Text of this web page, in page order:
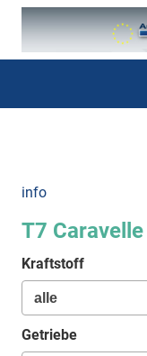
info
T7 Caravelle
Kraftstoff
Getriebe